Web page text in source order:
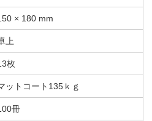
× 180 mm
上
枚
ットコート135ｋｇ
冊